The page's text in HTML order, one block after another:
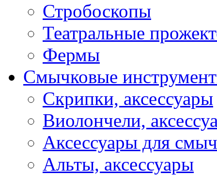
Стробоскопы
Театральные
Фермы
Смычковые
Скрипки, аксессуары
Виолончели,
Аксессуары для
Альты, аксессуары